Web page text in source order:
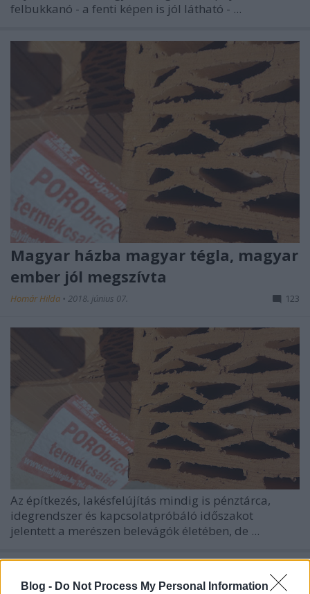
Blog - Do Not Process My Personal Information
felbukkanó - a fenti képen is jól látható - ...
Magyar házba magyar tégla, magyar
ember jól megszívta
Homár Hilda • 2018. június 07. 123
Az építkezés, lakésfelújítás mindig is pénztárca,
idegrendszer és kapcsolatpróbáló időszakot
jelentett a merészen belevágók életében, de ...